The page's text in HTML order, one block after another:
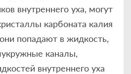
внутреннего уха, могут
карбоната калия
попадают в жидкость,
каналы,
внутреннего уха